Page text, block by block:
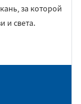
за которой
и света.